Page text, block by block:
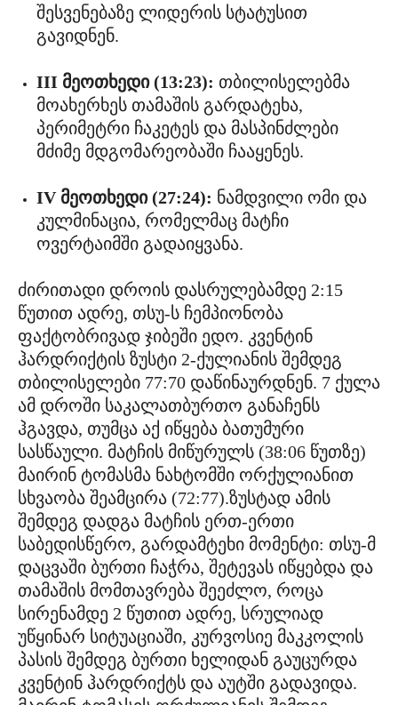
შესვენებაზე ლიდერის სტატუსით
გავიდნენ.
III მეოთხედი (13:23): თბილისელებმა
მოახერხეს თამაშის გარდატეხა,
პერიმეტრი ჩაკეტეს და მასპინძლები
მძიმე მდგომარეობაში ჩააყენეს.
IV მეოთხედი (27:24): ნამდვილი ომი და
კულმინაცია, რომელმაც მატჩი
ოვერტაიმში გადაიყვანა.
ძირითადი დროის დასრულებამდე 2:15
წუთით ადრე, თსუ-ს ჩემპიონობა
ფაქტობრივად ჯიბეში ედო. კვენტინ
ჰარდრიქტის ზუსტი 2-ქულიანის შემდეგ
თბილისელები 77:70 დაწინაურდნენ. 7 ქულა
ამ დროში საკალათბურთო განაჩენს
ჰგავდა, თუმცა აქ იწყება ბათუმური
სასწაული. მატჩის მიწურულს (38:06 წუთზე)
მაირინ ტომასმა ნახტომში ორქულიანით
სხვაობა შეამცირა (72:77).ზუსტად ამის
შემდეგ დადგა მატჩის ერთ-ერთი
საბედისწერო, გარდამტეხი მომენტი: თსუ-მ
დაცვაში ბურთი ჩაჭრა, შეტევას იწყებდა და
თამაშის მომთავრება შეეძლო, როცა
სირენამდე 2 წუთით ადრე, სრულიად
უწყინარ სიტუაციაში, კურვოსიე მაკკოლის
პასის შემდეგ ბურთი ხელიდან გაუცურდა
კვენტინ ჰარდრიქტს და აუტში გადავიდა.